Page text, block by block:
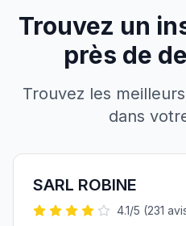
Trouvez un
près de de
Trouvez les
dans
SARL ROBINE
4.1/5 (231